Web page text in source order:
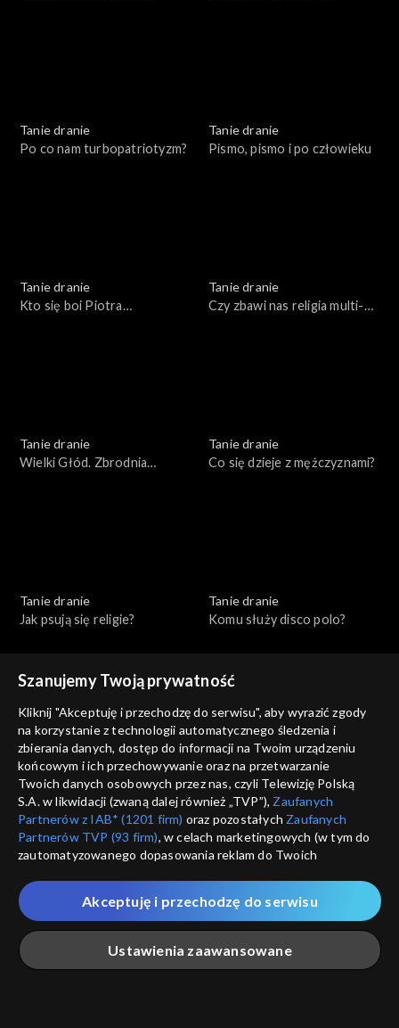
Tanie dranie
Po co nam turbopatriotyzm?
Tanie dranie
Pismo, pismo i po człowieku
Tanie dranie
Kto się boi Piotra
Tanie dranie
Czy zbawi nas religia multi-
Tanie dranie
Wielki Głód. Zbrodnia
Tanie dranie
Co się dzieje z mężczyznami?
Tanie dranie
Jak psują się religie?
Tanie dranie
Komu służy disco polo?
Tanie dranie
Czy wolność ma przyszłość?
Tanie dranie
Mistyka dla każdego?
Tanie dranie
Po co nam Piłsudski?
Tanie dranie
W oparach antyfaszyzmu
Szanujemy Twoją prywatność
Kliknij "Akceptuję i przechodzę do serwisu", aby wyrazić zgody
na korzystanie z technologii automatycznego śledzenia i
zbierania danych, dostęp do informacji na Twoim urządzeniu
końcowym i ich przechowywanie oraz na przetwarzanie
Twoich danych osobowych przez nas, czyli Telewizję Polską
S.A. w likwidacji (zwaną dalej również „TVP”), Zaufanych
Partnerów z IAB* (1201 firm) oraz pozostałych Zaufanych
Partnerów TVP (93 firm), w celach marketingowych (w tym do
zautomatyzowanego dopasowania reklam do Twoich
które wskazujemy poniżej, a także zgody na udostępnianie
przez nas identyfikatora PPID do Google.
Twoje dane osobowe zbierane podczas odwiedzania przez
Ciebie naszych
poszczególnych serwisówzwanych dalej
„Portalem”, w tym informacje zapisywane za pomocą
Ustawienia zaawansowane
Akceptuję i przechodzę do serwisu